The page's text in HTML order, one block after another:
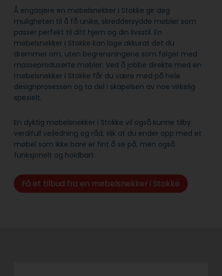
Å engasjere en møbelsnekker i Stokke gir deg
muligheten til å få unike, skreddersydde møbler som
passer perfekt til ditt hjem og din livsstil. En
møbelsnekker i Stokke kan lage akkurat det du
drømmer om, uten begrensningene som følger med
masseproduserte møbler. Ved å jobbe direkte med en
møbelsnekker i Stokke får du være med på hele
designprosessen og ta del i skapelsen av noe virkelig
spesielt.
En dyktig møbelsnekker i Stokke vil også kunne tilby
verdifull veiledning og råd, slik at du ender opp med et
møbel som ikke bare er fint å se på, men også
funksjonelt og holdbart.
Få et tilbud fra en møbelsnekker i Stokke